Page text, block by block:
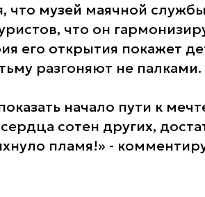
что музей маячной
что он
его открытия покажет
разгоняют не палками.
начало пути к
сотен других,
пламя!» -